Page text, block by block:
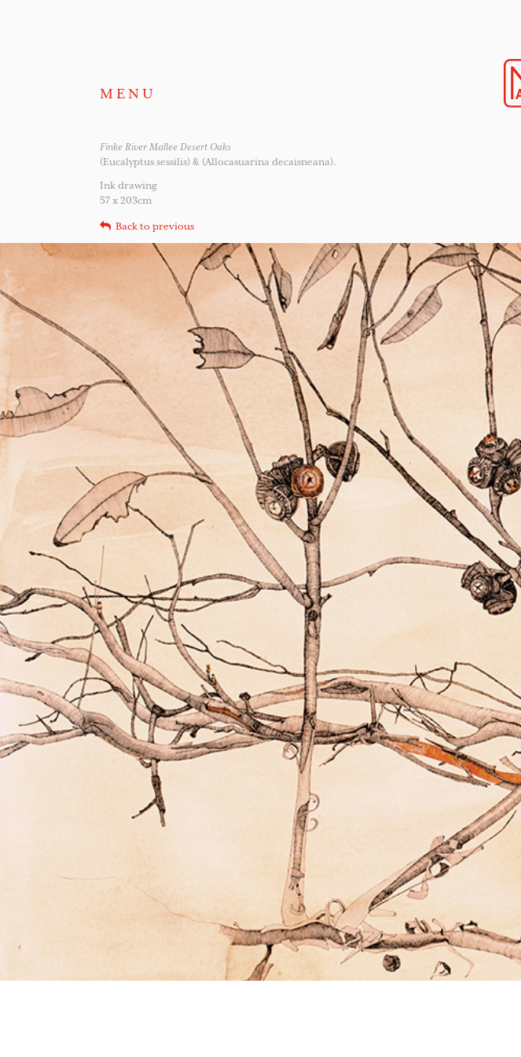
MENU
Finke River Mallee Desert Oaks
(Eucalyptus sessilis) & (Allocasuarina decaisneana).
Ink drawing
57 x 203cm
Back to previous